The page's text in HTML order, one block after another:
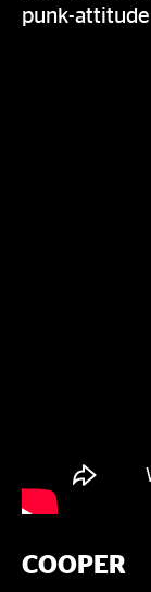
punk-
COOPER